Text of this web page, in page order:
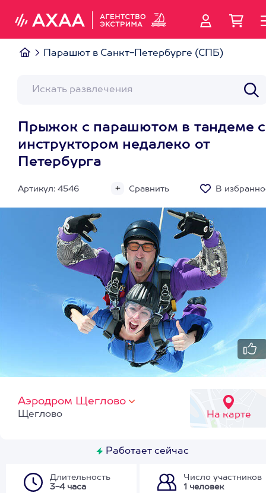
Парашют в Санкт-Петербурге (СПБ)
Прыжок с парашютом в тандеме с
инструктором недалеко от
Петербурга
Артикул: 4546 Сравнить В
Аэродром Щеглово
На карте
Щеглово
Работает сейчас
Длительность
3-4 часа
Число участников
1 человек